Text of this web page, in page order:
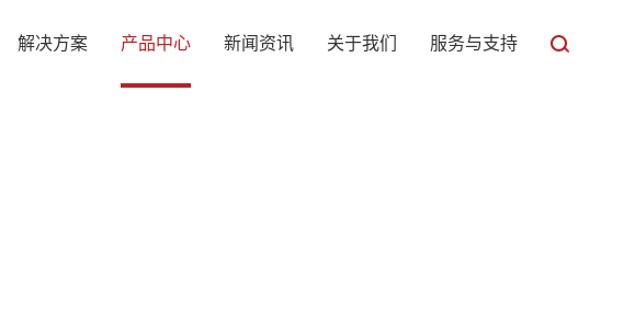
解决方案 产品中心 新闻资讯 关于我们 服务与支持